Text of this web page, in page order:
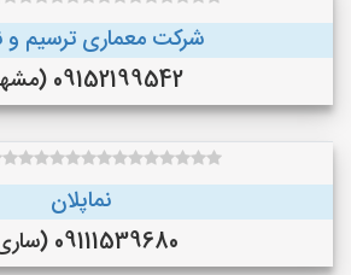
شرکت معماری ترسیم
09152199542 (مشهد)
نماپلان
09111539680 (ساری)